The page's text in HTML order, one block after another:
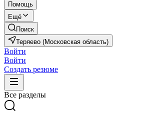
Помощь
Ещё
Поиск
Теряево (Московская область)
Войти
Войти
Создать резюме
Все разделы